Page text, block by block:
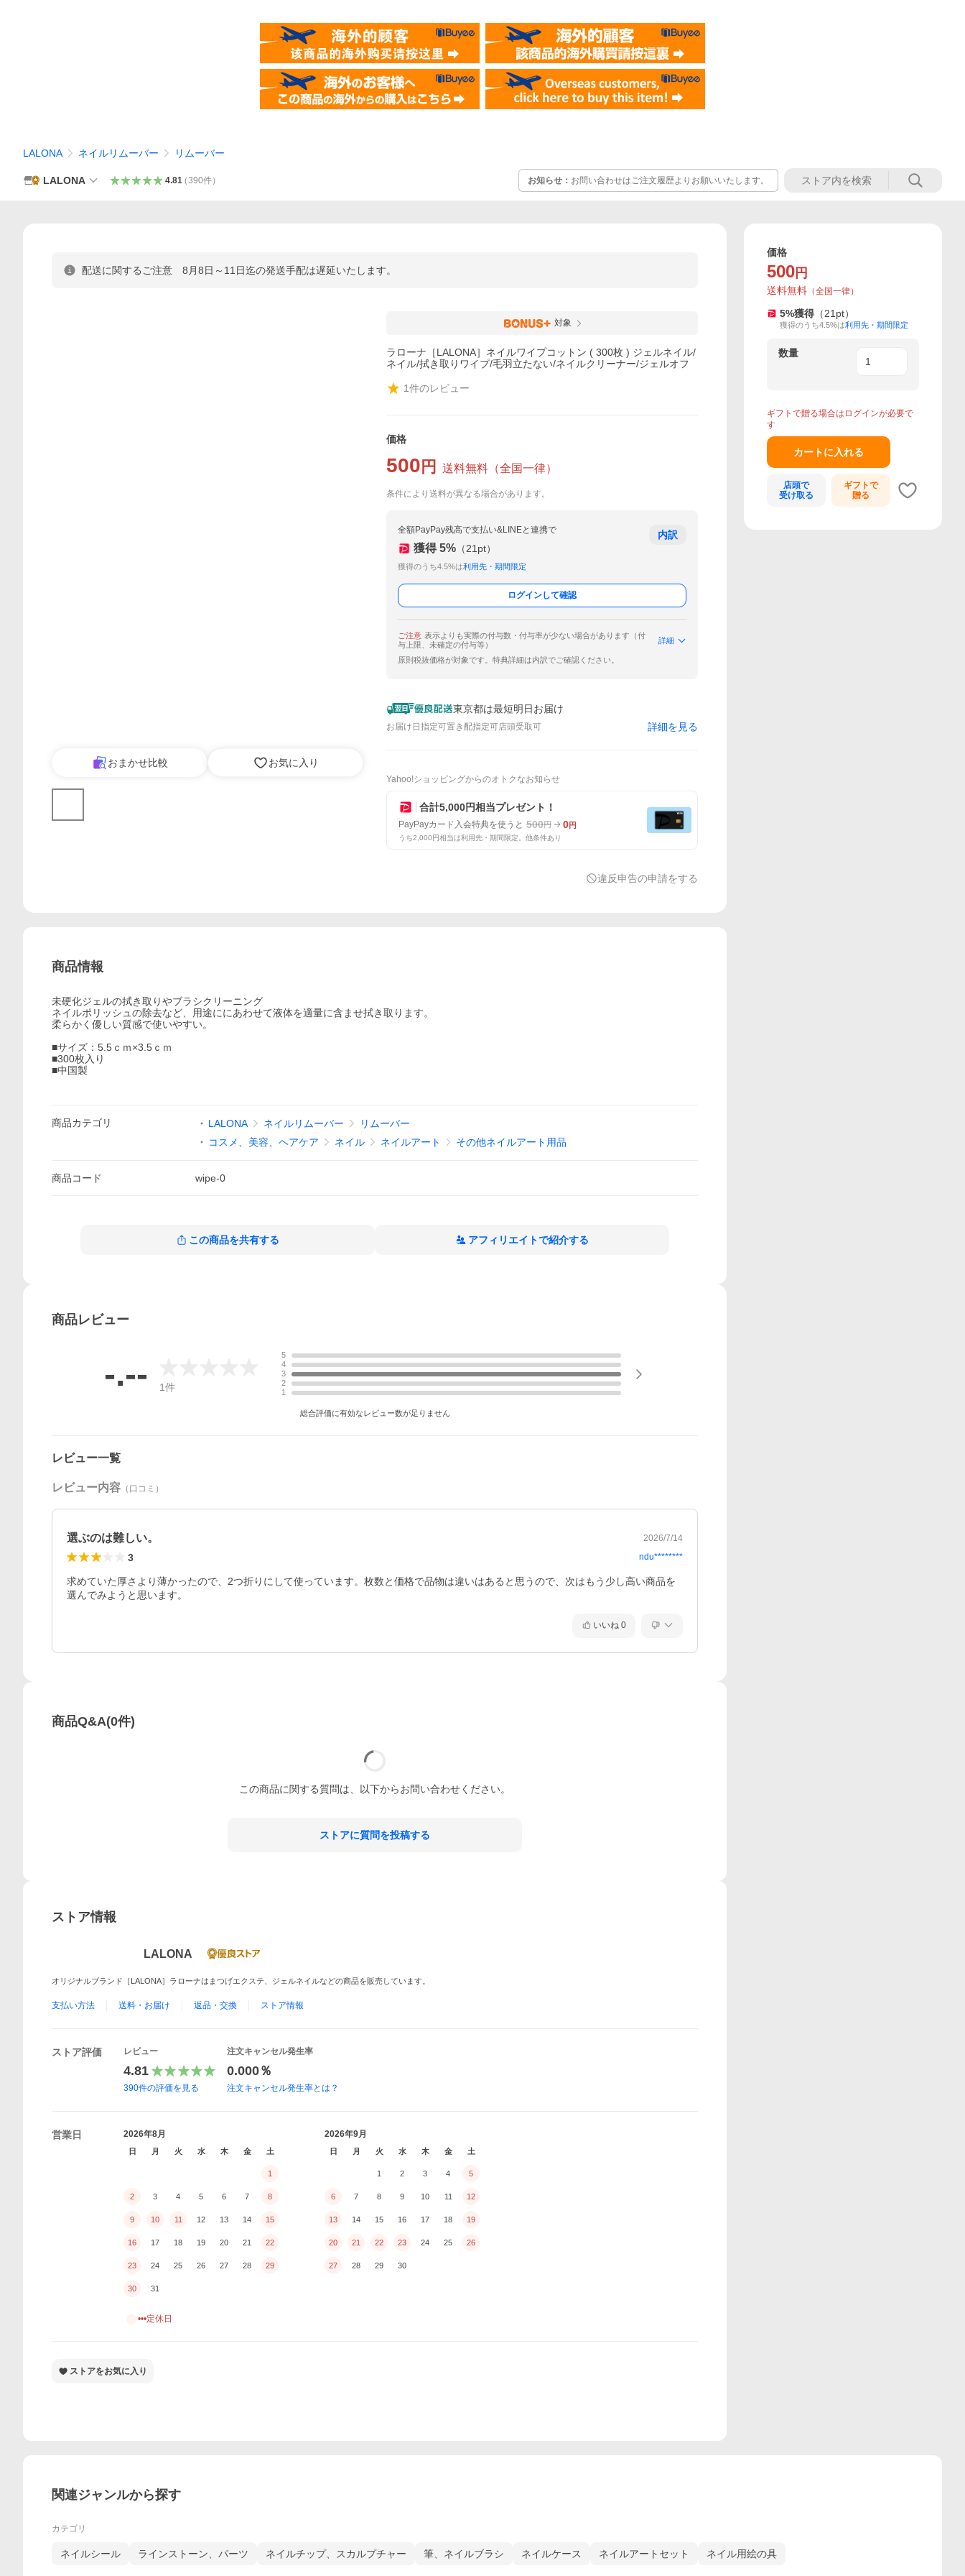
LALONA ネイルリムーバー リムーバー
LALONA 4.81（390件） お知らせ： お問い合わせはご注文履歴よりお願いいたします。
配送に関するご注意 8月8日～11日迄の発送手配は遅延いたします。
おまかせ比較 お気に入り
対象
ラローナ［LALONA］ネイルワイプコットン ( 300枚 ) ジェルネイル/
ネイル/拭き取りワイプ/毛羽立たない/ネイルクリーナー/ジェルオフ
1件のレビュー
価格
500 円 送料無料 （全国一律）
条件により送料が異なる場合があります。
全額PayPay残高で支払い&LINEと連携で
獲得 5% （21 pt）
獲得のうち4.5%は利用先・期間限定
内訳
ログインして確認
ご注意 表示よりも実際の付与数・付与率が少ない場合があります（付
与上限、未確定の付与等）
詳細
原則税抜価格が対象です。特典詳細は内訳でご確認ください。
東京都は最短明日お届け
お届け日指定可置き配指定可店頭受取可 詳細を見る
Yahoo!ショッピングからのオトクなお知らせ
合計5,000円相当プレゼント！
PayPayカード入会特典を使うと 500円 0円
うち2,000円相当は利用先・期間限定。他条件あり
違反申告の申請をする
商品情報
未硬化ジェルの拭き取りやブラシクリーニング
ネイルポリッシュの除去など、用途ににあわせて液体を適量に含ませ拭き取ります。
柔らかく優しい質感で使いやすい。
■サイズ：5.5ｃｍ×3.5ｃｍ
■300枚入り
■中国製
商品カテゴリ LALONA ネイルリムーバー
リムーバー
コスメ、美容、ヘアケア
ネイル ネイルアート その他ネイルアート用品
商品コード wipe-0
この商品を共有する アフィリエイトで紹介する
商品レビュー
-.-- 1件
5
4
3
2
1
総合評価に有効なレビュー数が足りません
レビュー一覧
レビュー内容 （口コミ）
選ぶのは難しい。 2026/7/14
3 ndu********
求めていた厚さより薄かったので、2つ折りにして使っています。枚数と価格で品物は違いはあると思うので、次はもう少し高い商品を
選んでみようと思います。
いいね 0
商品Q&A(0件)
この商品に関する質問は、以下からお問い合わせください。
ストアに質問を投稿する
ストア情報
LALONA
オリジナルブランド［LALONA］ラローナはまつげエクステ、ジェルネイルなどの商品を販売しています。
支払い方法 送料・お届け 返品・交換 ストア情報
ストア評価 レビュー
4.81
390件の評価を見る
注文キャンセル発生率
0.000％
注文キャンセル発生率とは？
営業日 2026年8月
日 月 火 水 木 金 土
1
2 3 4 5 6 7 8
9 10 11 12 13 14 15
16 17 18 19 20 21 22
23 24 25 26 27 28 29
30 31
2026年9月
日 月 火 水 木 金 土
1 2 3 4 5
6 7 8 9 10 11 12
13 14 15 16 17 18 19
20 21 22 23 24 25 26
27 28 29 30
•••定休日
ストアをお気に入り
価格
500 円
送料無料 （全国一律）
5%獲得 （21 pt）
獲得のうち4.5%は利用先・期間限定
数量
ギフトで贈る場合はログインが必要で
す
カートに入れる
店頭で
受け取る
ギフトで
贈る
関連ジャンルから探す
カテゴリ
ネイルシール ラインストーン、パーツ ネイルチップ、スカルプチャー 筆、ネイルブラシ ネイルケース ネイルアートセット ネイル用絵の具